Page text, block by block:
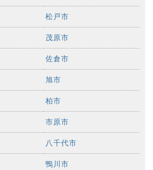
松戸市
茂原市
佐倉市
旭市
柏市
市原市
八千代市
鴨川市